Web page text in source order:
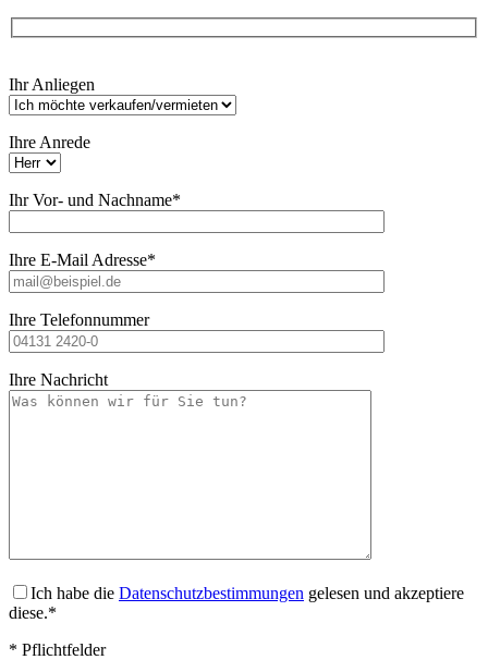
lasse
dieses
leer.
Ihr Anliegen
Ihre Anrede
Ihr Vor- und Nachname*
Ihre E-Mail Adresse*
Ihre Telefonnummer
Ihre Nachricht
Ich habe die Datenschutzbestimmungen gelesen und akzeptiere
diese.*
* Pflichtfelder